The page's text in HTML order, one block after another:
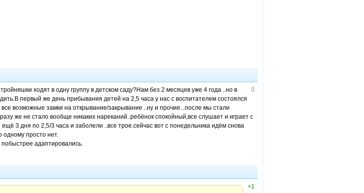
0
ходят в одну группу в детском саду?Нам без 2 месяцев уже 4 года ..но в
первый же день прибывания детей на 2,5 часа у нас с воспитателем состоялся
возможные замки на открывание/закрывание ..ну и прочие...после мы стали
же не стало вообще никаких нареканий..ребёнок спокойный,все слушает и играет с
3 дня по 2,5/3 часа и заболели ..все трое.сейчас вот с понедельника идём снова
одному просто нет.
адаптировались.
+1